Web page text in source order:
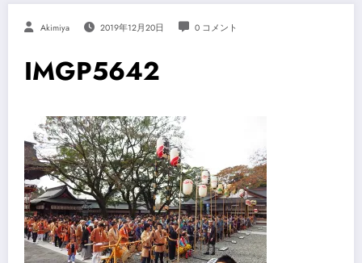
Akimiya 2019年12月20日 0 コメント
IMGP5642